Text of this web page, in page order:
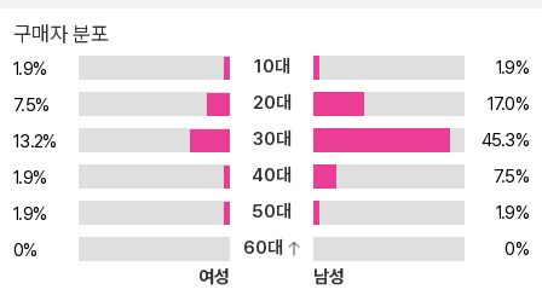
숙하게 할 수 있으면 일하는 게 더 즐겁지 않을까요? 자신이 한 일을
보고 다른 사람이 감동한다면 어떨까요? 하루를 마치고 집으로 가는
길에 그날 무언가를 잘 해낸 기억이 떠오른다면 어떨까요? 현재보다
아주 조금이라도 삶이 더 즐거워지지 않을까요?”
구매자 분포
1.9% 10대
1.9%
7.5%
20대
17.0%
13.2%
30대
45.3%
1.9%
40대
7.5%
1.9%
50대
1.9%
0%
60대
0%
여성
남성